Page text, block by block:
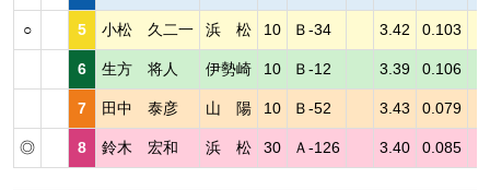
○ 5 小松 久二一 浜 松 10 Ｂ-34 3.42 0.103
6 生方 将人 伊勢崎 10 Ｂ-12 3.39 0.106
7 田中 泰彦 山 陽 10 Ｂ-52 3.43 0.079
◎ 8 鈴木 宏和 浜 松 30 Ａ-126 3.40 0.085